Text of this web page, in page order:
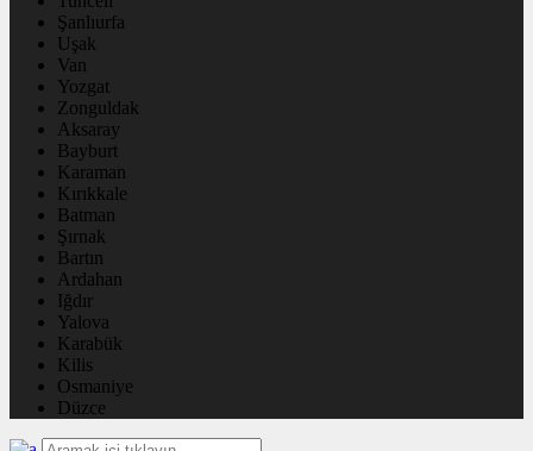
Şanlıurfa
Uşak
Van
Yozgat
Zonguldak
Aksaray
Bayburt
Karaman
Kırıkkale
Batman
Şırnak
Bartın
Ardahan
Iğdır
Yalova
Karabük
Kilis
Osmaniye
Düzce